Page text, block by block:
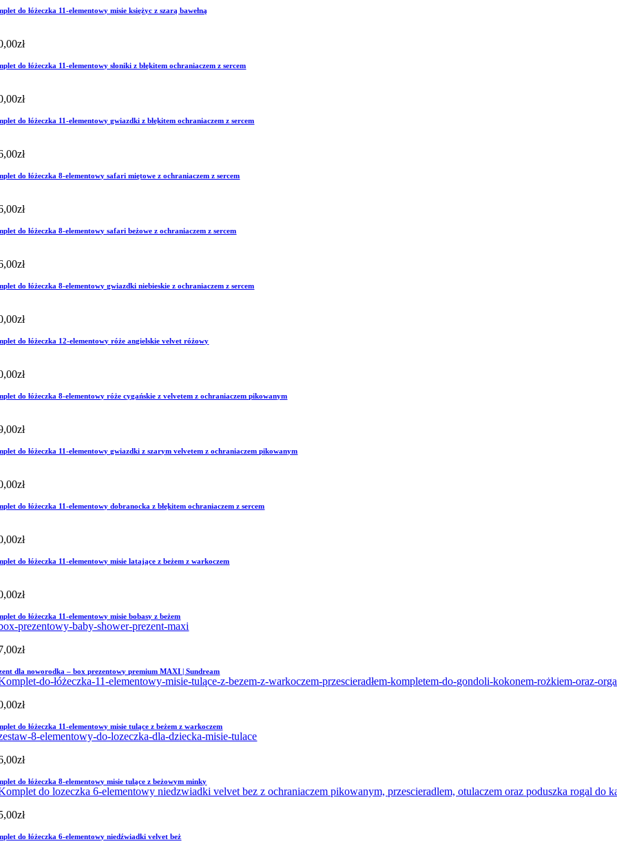
do łóżeczka 11-elementowy misie księżyc z szarą bawełną
zł
do łóżeczka 11-elementowy słoniki z błękitem ochraniaczem z sercem
zł
do łóżeczka 11-elementowy gwiazdki z błękitem ochraniaczem z sercem
zł
do łóżeczka 8-elementowy safari miętowe z ochraniaczem z sercem
zł
do łóżeczka 8-elementowy safari beżowe z ochraniaczem z sercem
zł
do łóżeczka 8-elementowy gwiazdki niebieskie z ochraniaczem z sercem
zł
do łóżeczka 12-elementowy róże angielskie velvet różowy
zł
do łóżeczka 8-elementowy róże cygańskie z velvetem z ochraniaczem pikowanym
zł
do łóżeczka 11-elementowy gwiazdki z szarym velvetem z ochraniaczem pikowanym
zł
do łóżeczka 11-elementowy dobranocka z błękitem ochraniaczem z sercem
zł
do łóżeczka 11-elementowy misie latające z beżem z warkoczem
zł
do łóżeczka 11-elementowy misie bobasy z beżem
zł
dla noworodka – box prezentowy premium MAXI | Sundream
zł
do łóżeczka 11-elementowy misie tulące z beżem z warkoczem
zł
do łóżeczka 8-elementowy misie tulące z beżowym minky
zł
do łóżeczka 6-elementowy niedźwiadki velvet beż